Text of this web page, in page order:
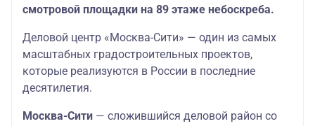
смотровой площадки на 89 этаже небоскреба.
Деловой центр «Москва-Сити» — один из самых
масштабных градостроительных проектов,
которые реализуются в России в последние
десятилетия.
Москва-Сити — сложившийся деловой район со